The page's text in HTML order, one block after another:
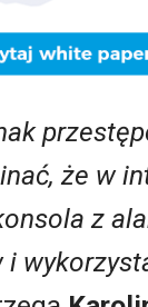
że w
z